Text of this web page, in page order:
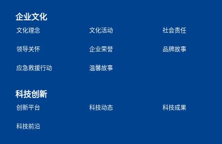
企业文化
文化理念 文化活动 社会责任
领导关怀 企业荣誉 品牌故事
应急救援行动 温馨故事
科技创新
创新平台 科技动态 科技成果
科技前沿